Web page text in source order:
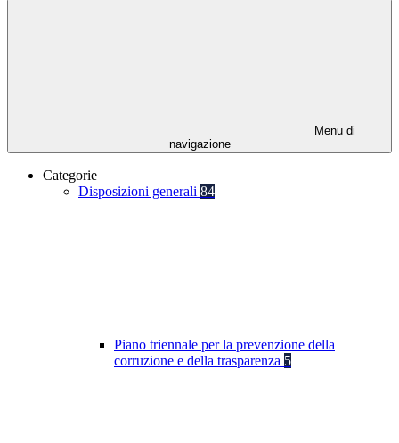
Menu di
navigazione
Categorie
Disposizioni generali 84
Piano triennale per la prevenzione della
corruzione e della trasparenza 5